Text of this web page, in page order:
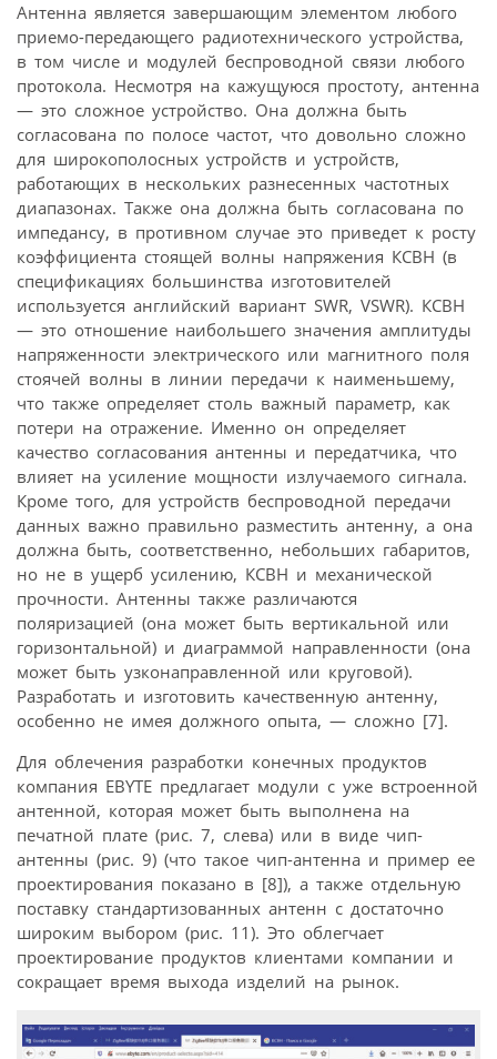
Антенна является завершающим элементом любого
приемо-передающего радиотехнического устройства,
в том числе и модулей беспроводной связи любого
протокола. Несмотря на кажущуюся простоту, антенна
— это сложное устройство. Она должна быть
согласована по полосе частот, что довольно сложно
для широкополосных устройств и устройств,
работающих в нескольких разнесенных частотных
диапазонах. Также она должна быть согласована по
импедансу, в противном случае это приведет к росту
коэффициента стоящей волны напряжения КСВН (в
спецификациях большинства изготовителей
используется английский вариант SWR, VSWR). КСВН
— это отношение наибольшего значения амплитуды
напряженности электрического или магнитного поля
стоячей волны в линии передачи к наименьшему,
что также определяет столь важный параметр, как
потери на отражение. Именно он определяет
качество согласования антенны и передатчика, что
влияет на усиление мощности излучаемого сигнала.
Кроме того, для устройств беспроводной передачи
данных важно правильно разместить антенну, а она
должна быть, соответственно, небольших габаритов,
но не в ущерб усилению, КСВН и механической
прочности. Антенны также различаются
поляризацией (она может быть вертикальной или
горизонтальной) и диаграммой направленности (она
может быть узконаправленной или круговой).
Разработать и изготовить качественную антенну,
особенно не имея должного опыта, — сложно [7].
Для облечения разработки конечных продуктов
компания EBYTE предлагает модули с уже встроенной
антенной, которая может быть выполнена на
печатной плате (рис. 7, слева) или в виде чип-
антенны (рис. 9) (что такое чип-антенна и пример ее
проектирования показано в [8]), а также отдельную
поставку стандартизованных антенн с достаточно
широким выбором (рис. 11). Это облегчает
проектирование продуктов клиентами компании и
сокращает время выхода изделий на рынок.